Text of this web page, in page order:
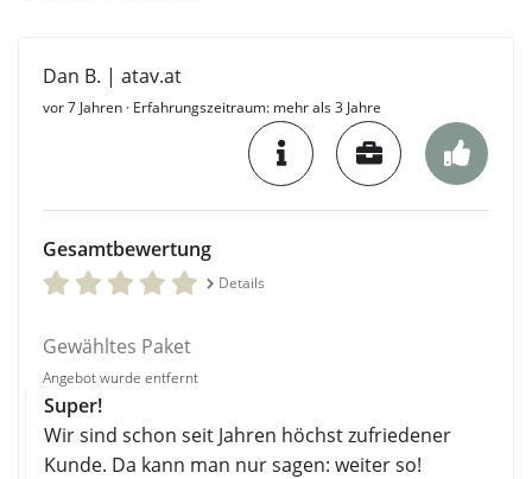
Dan B. | atav.at
vor 7 Jahren · Erfahrungszeitraum: mehr als 3 Jahre
Gesamtbewertung
Details
Gewähltes Paket
Angebot wurde entfernt
Super!
Wir sind schon seit Jahren höchst zufriedener
Kunde. Da kann man nur sagen: weiter so!